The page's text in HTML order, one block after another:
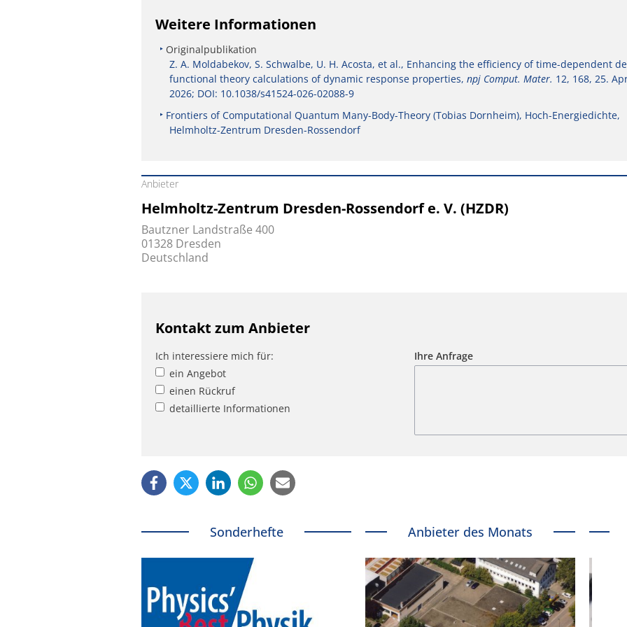
Weitere Informationen
Originalpublikation
Z. A. Moldabekov, S. Schwalbe, U. H. Acosta, et al., Enhancing the efficiency of time-dependent
functional theory calculations of dynamic response properties, npj Comput. Mater. 12, 168, 25.
2026; DOI: 10.1038/s41524-026-02088-9
Fron­tier­s of Computational Quantum Many-Body-Theory (Tobias Dornheim), Hoch-Energiedichte,
Helmholtz-Zentrum Dresden-Rossendorf
Anbieter
Helmholtz-Zentrum Dresden-Rossendorf e. V. (HZDR)
Bautzner Landstraße 400
01328 Dresden
Deutschland
Kontakt zum Anbieter
Ich interessiere mich für:
ein Angebot
einen Rückruf
detaillierte Informationen
Ihre Anfrage
Sonderhefte Anbieter des Monats